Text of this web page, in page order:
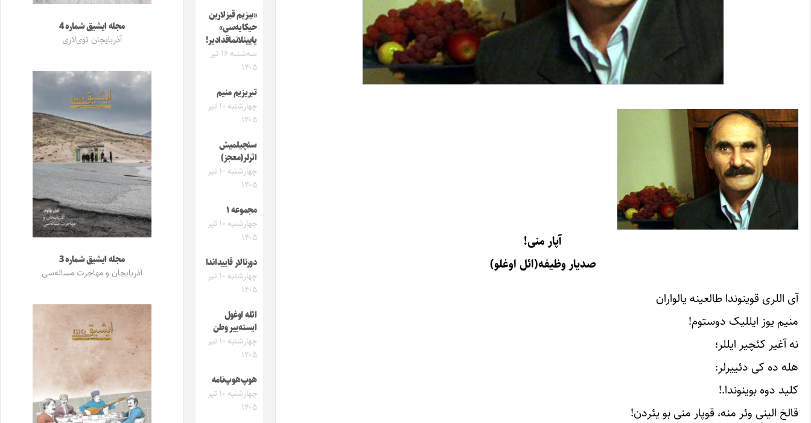
آپار منی!
صدیار وظیفه(ائل اوغلو)
آی اللری قوینوندا طالعینه یالواران
منیم یوز ایللیک دوستوم!
نه آغیر کئچیر ایللر؛
هله ده کی دئییرلر:
کلید دوه بوینوندا.!
قالخ الینی وئر منه، قوپار منی بو یئردن!
«بیزیم قیزلارین
حیکایه‌سی»
یایینلانماقدادیر!
سه‌شنبه ۱۶ تیر
۱۴۰۵
تبریزیم منیم
چهارشنبه ۱۰ تیر
۱۴۰۵
سئچیلمیش
اثرلر(معجز)
چهارشنبه ۱۰ تیر
۱۴۰۵
مجموعه ۱
چهارشنبه ۱۰ تیر
۱۴۰۵
دورنالار قاییداندا
چهارشنبه ۱۰ تیر
۱۴۰۵
ائله اوغول
ایسته‌ییر وطن
چهارشنبه ۱۰ تیر
۱۴۰۵
هوپ‌هوپ‌نامه
چهارشنبه ۱۰ تیر
۱۴۰۵
مجله ایشیق شماره 4
آذربایجان توی‌لاری
مجله ایشیق شماره 3
آذربایجان و مهاجرت مساله‌سی